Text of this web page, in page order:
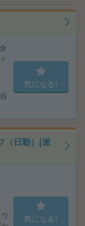
気になる!
（日勤）[派
気になる!